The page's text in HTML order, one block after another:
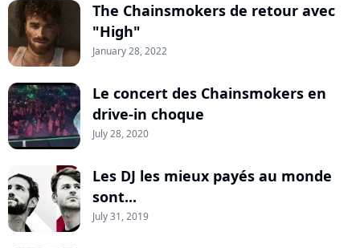
The Chainsmokers de retour avec
"High"
January 28, 2022
Le concert des Chainsmokers en
drive-in choque
July 28, 2020
Les DJ les mieux payés au monde
sont...
July 31, 2019